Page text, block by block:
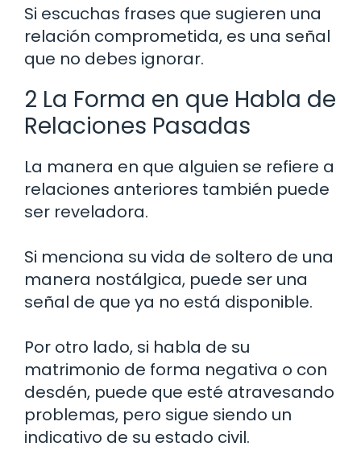
Si escuchas frases que sugieren una
relación comprometida, es una señal
que no debes ignorar.
2 La Forma en que Habla de
Relaciones Pasadas
La manera en que alguien se refiere a
relaciones anteriores también puede
ser reveladora.
Si menciona su vida de soltero de una
manera nostálgica, puede ser una
señal de que ya no está disponible.
Por otro lado, si habla de su
matrimonio de forma negativa o con
desdén, puede que esté atravesando
problemas, pero sigue siendo un
indicativo de su estado civil.